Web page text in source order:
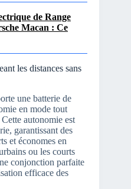
de Range
Macan : Ce
les distances sans
une batterie de
en mode tout
autonomie est
garantissant des
et économes en
ou les courts
conjonction parfaite
efficace des